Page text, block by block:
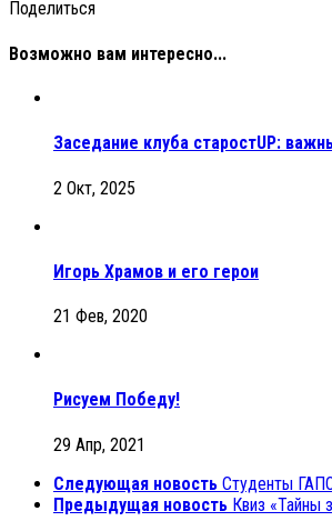
Поделиться
Возможно вам интересно...
Заседание клуба старостUP:
2 Окт, 2025
Игорь Храмов и его герои
21 Фев, 2020
Рисуем Победу!
29 Апр, 2021
Следующая новость Студенты
Предыдущая новость Квиз «Тайны